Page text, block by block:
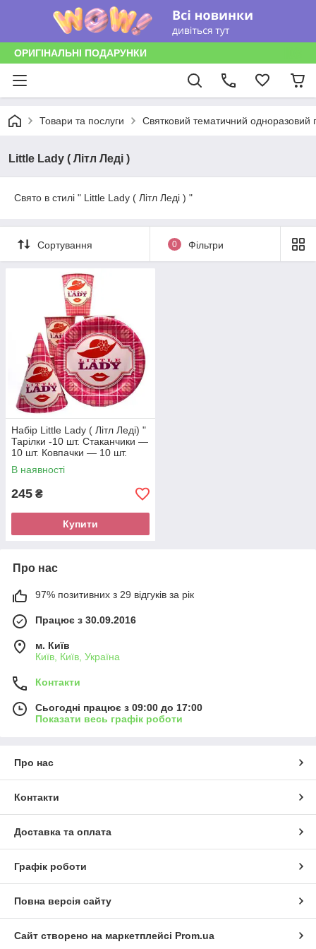
ОРИГІНАЛЬНІ ПОДАРУНКИ
Товари та послуги Святковий тематичний одноразовий
Little Lady ( Літл Леді )
Свято в стилі " Little Lady ( Літл Леді ) "
Сортування 0 Фільтри
Набір Little Lady ( Літл Леді) "
Тарілки -10 шт. Стаканчики —
10 шт. Ковпачки — 10 шт.
В наявності
245 ₴
Купити
Про нас
97% позитивних з 29 відгуків за рік
Працює з 30.09.2016
м. Київ
Київ, Київ, Україна
Контакти
Сьогодні працює з 09:00 до 17:00
Показати весь графік роботи
Про нас
Контакти
Доставка та оплата
Графік роботи
Повна версія сайту
Сайт створено на маркетплейсі Prom.ua